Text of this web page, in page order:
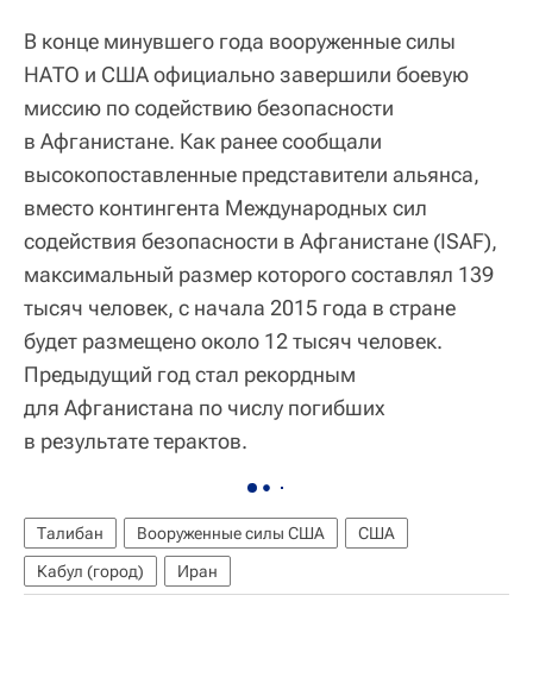
В конце минувшего года вооруженные силы
НАТО и США официально завершили боевую
миссию по содействию безопасности
в Афганистане. Как ранее сообщали
высокопоставленные представители альянса,
вместо контингента Международных сил
содействия безопасности в Афганистане (ISAF),
максимальный размер которого составлял 139
тысяч человек, с начала 2015 года в стране
будет размещено около 12 тысяч человек.
Предыдущий год стал рекордным
для Афганистана по числу погибших
в результате терактов.
Талибан Вооруженные силы США
США
Кабул (город)
Иран